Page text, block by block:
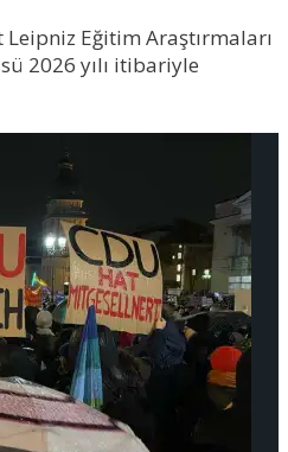
Eğitim Araştırmaları
2026 yılı itibariyle